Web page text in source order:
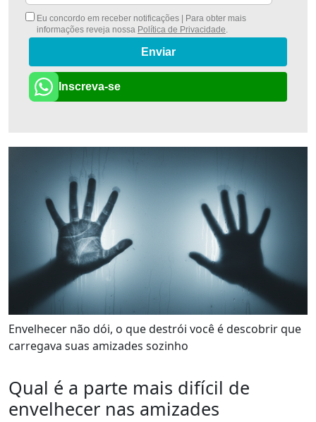
Eu concordo em receber notificações | Para obter mais
informações reveja nossa Política de Privacidade
Enviar
Inscreva-se
Envelhecer não dói, o que destrói você é descobrir que
carregava suas amizades sozinho
Qual é a parte mais difícil de
envelhecer nas amizades